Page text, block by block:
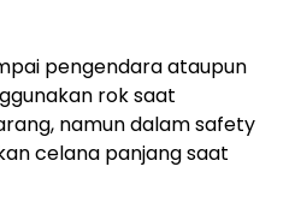
pengendara ataupun
rok saat
namun dalam safety
celana panjang saat